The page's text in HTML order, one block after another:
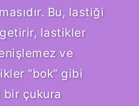
Bu, lastiği
getirir, lastikler
ve
“bok” gibi
bir çukura